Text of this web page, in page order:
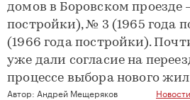
домов в Боровском проезде
постройки), № 3 (1965 года
(1966 года постройки).
уже дали согласие на
процессе выбора нового
Автор: Андрей Мещеряков Новости